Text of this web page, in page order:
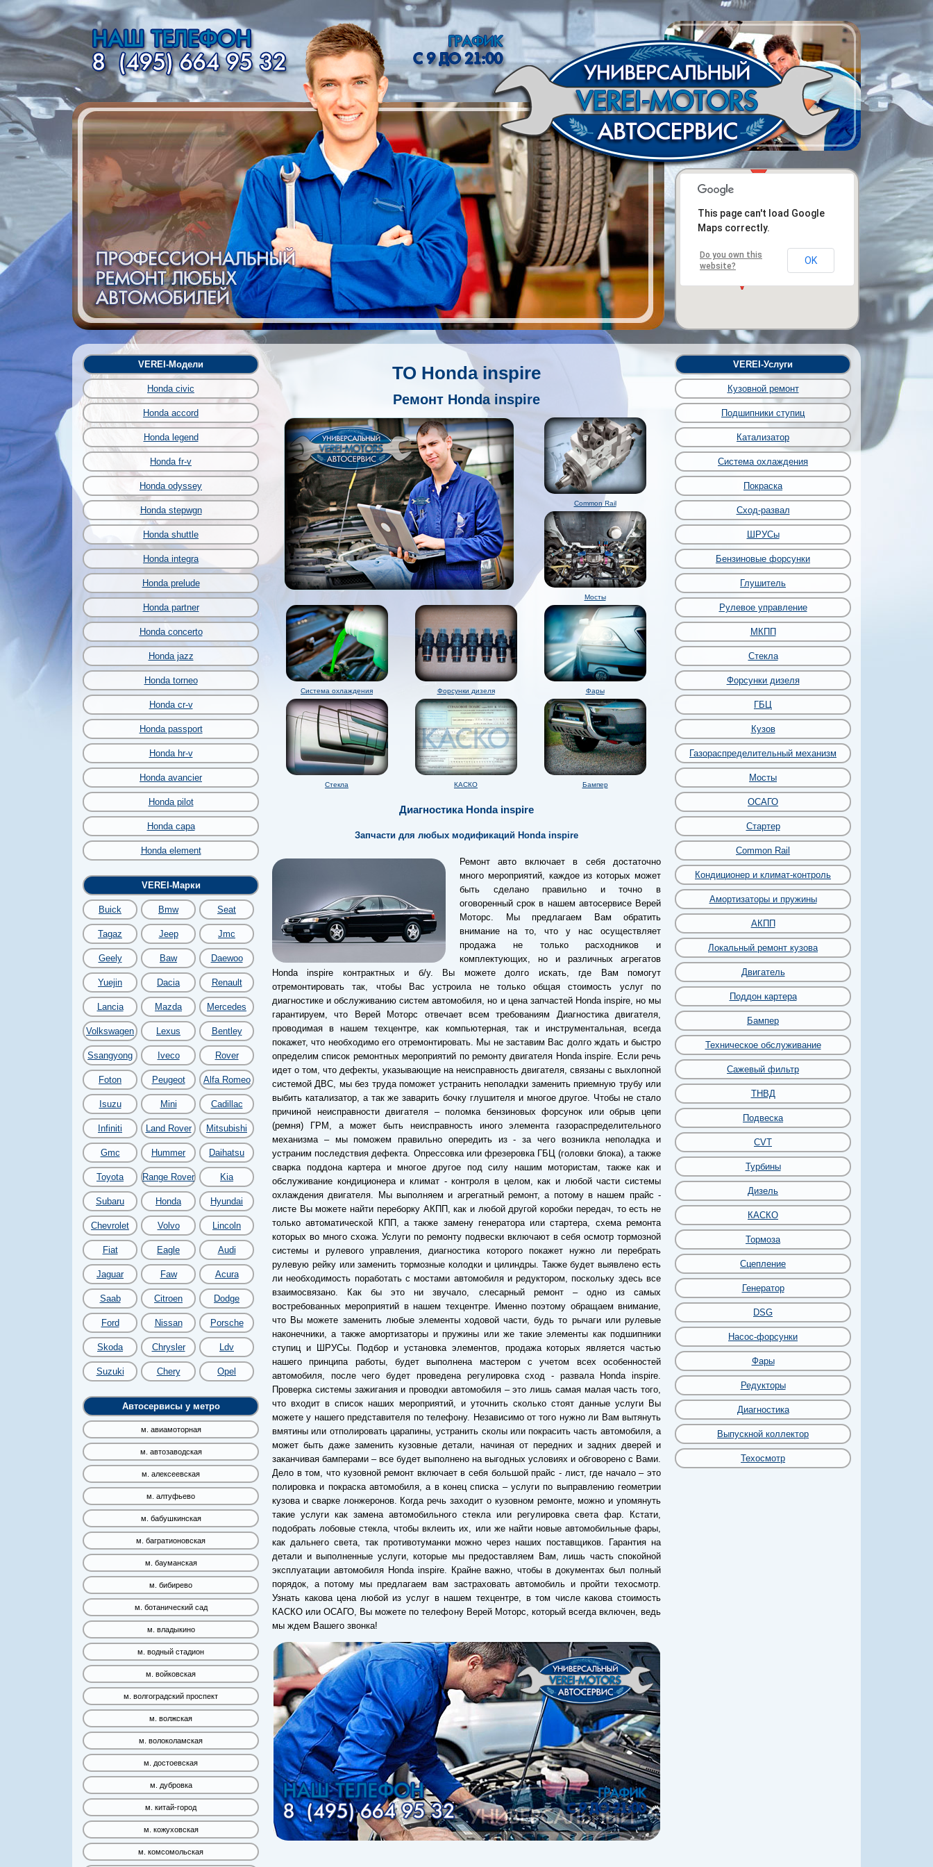
This page can't load Google
Maps correctly.
Do you own this
website?
OK
VEREI-Модели
Honda civic
Honda accord
Honda legend
Honda fr-v
Honda odyssey
Honda stepwgn
Honda shuttle
Honda integra
Honda prelude
Honda partner
Honda concerto
Honda jazz
Honda torneo
Honda cr-v
Honda passport
Honda hr-v
Honda avancier
Honda pilot
Honda capa
Honda element
VEREI-Марки
Buick Bmw Seat
Tagaz Jeep Jmc
Geely Baw Daewoo
Yuejin Dacia Renault
Lancia Mazda Mercedes
Volkswagen Lexus Bentley
Ssangyong Iveco Rover
Foton Peugeot Alfa Romeo
Isuzu Mini Cadillac
Infiniti Land Rover Mitsubishi
Gmc Hummer Daihatsu
Toyota Range Rover Kia
Subaru Honda Hyundai
Chevrolet Volvo Lincoln
Fiat Eagle Audi
Jaguar Faw Acura
Saab Citroen Dodge
Ford Nissan Porsche
Skoda Chrysler Ldv
Suzuki Chery Opel
Автосервисы у метро
м. авиамоторная
м. автозаводская
м. алексеевская
м. алтуфьево
м. бабушкинская
м. багратионовская
м. бауманская
м. бибирево
м. ботанический сад
м. владыкино
м. водный стадион
м. войковская
м. волгоградский проспект
м. волжская
м. волоколамская
м. достоевская
м. дубровка
м. китай-город
м. кожуховская
м. комсомольская
ТО Honda inspire
Ремонт Honda inspire
Common Rail
Мосты
Система охлаждения Форсунки дизеля Фары
Стекла КАСКО Бампер
Диагностика Honda inspire
Запчасти для любых модификаций Honda inspire
Ремонт авто включает в себя достаточно
много мероприятий, каждое из которых может
быть сделано правильно и точно в
оговоренный срок в нашем автосервисе Верей
Моторс. Мы предлагаем Вам обратить
внимание на то, что у нас осуществляет
продажа не только расходников и
комплектующих, но и различных агрегатов
Honda inspire контрактных и б/у. Вы можете долго искать, где Вам помогут
отремонтировать так, чтобы Вас устроила не только общая стоимость услуг по
диагностике и обслуживанию систем автомобиля, но и цена запчастей Honda inspire, но мы
гарантируем, что Верей Моторс отвечает всем требованиям Диагностика двигателя,
проводимая в нашем техцентре, как компьютерная, так и инструментальная, всегда
покажет, что необходимо его отремонтировать. Мы не заставим Вас долго ждать и быстро
определим список ремонтных мероприятий по ремонту двигателя Honda inspire. Если речь
идет о том, что дефекты, указывающие на неисправность двигателя, связаны с выхлопной
системой ДВС, мы без труда поможет устранить неполадки заменить приемную трубу или
выбить катализатор, а так же заварить бочку глушителя и многое другое. Чтобы не стало
причиной неисправности двигателя – поломка бензиновых форсунок или обрыв цепи
(ремня) ГРМ, а может быть неисправность иного элемента газораспределительного
механизма – мы поможем правильно опередить из - за чего возникла неполадка и
устраним последствия дефекта. Опрессовка или фрезеровка ГБЦ (головки блока), а также
сварка поддона картера и многое другое под силу нашим мотористам, также как и
обслуживание кондиционера и климат - контроля в целом, как и любой части системы
охлаждения двигателя. Мы выполняем и агрегатный ремонт, а потому в нашем прайс -
листе Вы можете найти переборку АКПП, как и любой другой коробки передач, то есть не
только автоматической КПП, а также замену генератора или стартера, схема ремонта
которых во много схожа. Услуги по ремонту подвески включают в себя осмотр тормозной
системы и рулевого управления, диагностика которого покажет нужно ли перебрать
рулевую рейку или заменить тормозные колодки и цилиндры. Также будет выявлено есть
ли необходимость поработать с мостами автомобиля и редуктором, поскольку здесь все
взаимосвязано. Как бы это ни звучало, слесарный ремонт – одно из самых
востребованных мероприятий в нашем техцентре. Именно поэтому обращаем внимание,
что Вы можете заменить любые элементы ходовой части, будь то рычаги или рулевые
наконечники, а также амортизаторы и пружины или же такие элементы как подшипники
ступиц и ШРУСы. Подбор и установка элементов, продажа которых является частью
нашего принципа работы, будет выполнена мастером с учетом всех особенностей
автомобиля, после чего будет проведена регулировка сход - развала Honda inspire.
Проверка системы зажигания и проводки автомобиля – это лишь самая малая часть того,
что входит в список наших мероприятий, и уточнить сколько стоят данные услуги Вы
можете у нашего представителя по телефону. Независимо от того нужно ли Вам вытянуть
вмятины или отполировать царапины, устранить сколы или покрасить часть автомобиля, а
может быть даже заменить кузовные детали, начиная от передних и задних дверей и
заканчивая бамперами – все будет выполнено на выгодных условиях и обговорено с Вами.
Дело в том, что кузовной ремонт включает в себя большой прайс - лист, где начало – это
полировка и покраска автомобиля, а в конец списка – услуги по выправлению геометрии
кузова и сварке лонжеронов. Когда речь заходит о кузовном ремонте, можно и упомянуть
такие услуги как замена автомобильного стекла или регулировка света фар. Кстати,
подобрать лобовые стекла, чтобы вклеить их, или же найти новые автомобильные фары,
как дальнего света, так противотуманки можно через наших поставщиков. Гарантия на
детали и выполненные услуги, которые мы предоставляем Вам, лишь часть спокойной
эксплуатации автомобиля Honda inspire. Крайне важно, чтобы в документах был полный
порядок, а потому мы предлагаем вам застраховать автомобиль и пройти техосмотр.
Узнать какова цена любой из услуг в нашем техцентре, в том числе какова стоимость
КАСКО или ОСАГО, Вы можете по телефону Верей Моторс, который всегда включен, ведь
мы ждем Вашего звонка!
VEREI-Услуги
Кузовной ремонт
Подшипники ступиц
Катализатор
Система охлаждения
Покраска
Сход-развал
ШРУСы
Бензиновые форсунки
Глушитель
Рулевое управление
МКПП
Стекла
Форсунки дизеля
ГБЦ
Кузов
Газораспределительный механизм
Мосты
ОСАГО
Стартер
Common Rail
Кондиционер и климат-контроль
Амортизаторы и пружины
АКПП
Локальный ремонт кузова
Двигатель
Поддон картера
Бампер
Техническое обслуживание
Сажевый фильтр
ТНВД
Подвеска
CVT
Турбины
Дизель
КАСКО
Тормоза
Сцепление
Генератор
DSG
Насос-форсунки
Фары
Редукторы
Диагностика
Выпускной коллектор
Техосмотр